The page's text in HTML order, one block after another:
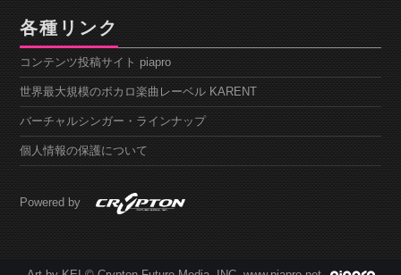
各種リンク
コンテンツ投稿サイト piapro
世界最大規模のボカロ楽曲レーベル KARENT
バーチャルシンガー・ラインナップ
個人情報の保護について
Powered by